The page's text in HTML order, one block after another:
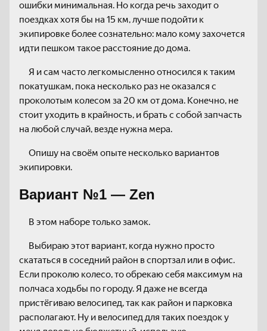
ошибки минимальная. Но когда речь заходит о
поездках хотя бы на 15 км, лучше подойти к
экипировке более сознательно: мало кому захочется
идти пешком такое расстояние до дома.
Я и сам часто легкомысленно относился к таким
покатушкам, пока несколько раз не оказался с
проколотым колесом за 20 км от дома. Конечно, не
стоит уходить в крайность, и брать с собой запчасть
на любой случай, везде нужна мера.
Опишу на своём опыте несколько вариантов
экипировки.
Вариант №1 — Zen
В этом наборе только замок.
Выбираю этот вариант, когда нужно просто
скататься в соседний район в спортзал или в офис.
Если проколю колесо, то обрекаю себя максимум на
полчаса ходьбы по городу. Я даже не всегда
пристёгиваю велосипед, так как район и парковка
располагают. Ну и велосипед для таких поездок у